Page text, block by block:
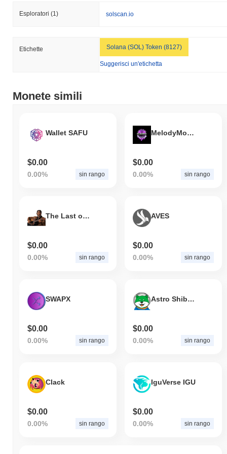
Esploratori (1) solscan.io
Etichette Solana (SOL) Token (8127)
Suggerisci un'etichetta
Monete simili
Wallet SAFU
$0.00
0.00% sin rango
MelodyMoney
$0.00
0.00% sin rango
The Last of Us Token
$0.00
0.00% sin rango
AVES
$0.00
0.00% sin rango
SWAPX
$0.00
0.00% sin rango
Astro Shiba Inu
$0.00
0.00% sin rango
Clack
$0.00
0.00% sin rango
IguVerse IGU
$0.00
0.00% sin rango